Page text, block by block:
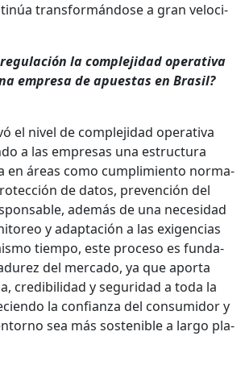
trans­for­mán­dose a gran veloci­
reg­u­lación la com­ple­ji­dad oper­a­ti­va
empre­sa de apues­tas en Brasil?
el niv­el de com­ple­ji­dad oper­a­ti­va
a las empre­sas una estruc­tura
en áreas como cumplim­ien­to nor­ma­
de datos, pre­ven­ción del
además de una necesi­dad
y adaptación a las exi­gen­cias
tiem­po, este pro­ce­so es fun­da­
del mer­ca­do, ya que apor­ta
cred­i­bil­i­dad y seguri­dad a toda la
la con­fi­an­za del con­sum­i­dor y
sea más sostenible a largo pla­